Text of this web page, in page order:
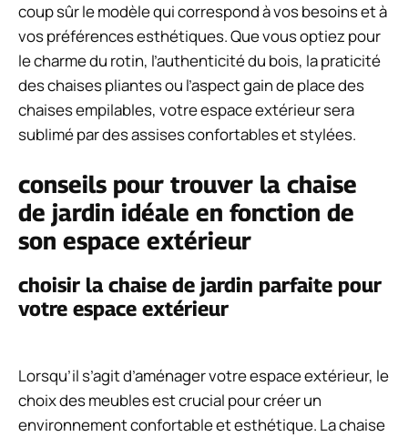
coup sûr le modèle qui correspond à vos besoins et à
vos préférences esthétiques. Que vous optiez pour
le charme du rotin, l’authenticité du bois, la praticité
des chaises pliantes ou l’aspect gain de place des
chaises empilables, votre espace extérieur sera
sublimé par des assises confortables et stylées.
conseils pour trouver la chaise
de jardin idéale en fonction de
son espace extérieur
choisir la chaise de jardin parfaite pour
votre espace extérieur
Lorsqu’il s’agit d’aménager votre espace extérieur, le
choix des meubles est crucial pour créer un
environnement confortable et esthétique. La chaise